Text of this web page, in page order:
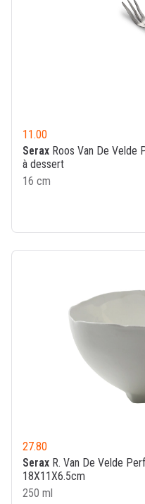
11.00
Serax Roos Van De
à dessert
16 cm
27.80
Serax R. Van De Velde
18X11X6.5cm
250 ml